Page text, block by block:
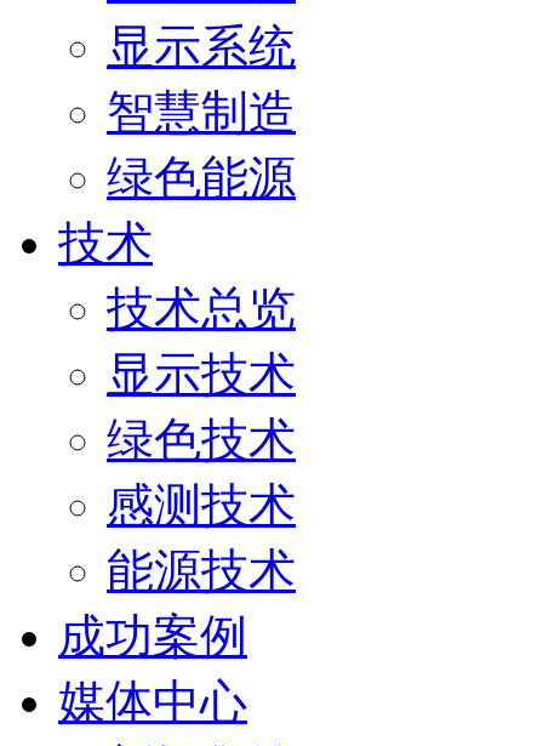
显示系统
智慧制造
绿色能源
技术
技术总览
显示技术
绿色技术
感测技术
能源技术
成功案例
媒体中心